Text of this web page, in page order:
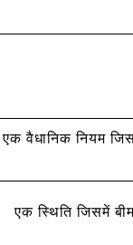
एक वैधानिक नियम
एक स्थिति जिसमें